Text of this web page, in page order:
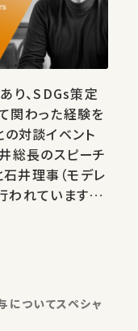
り、SDGs策定
関わった経験を
対談イベント
総長のスピーチ
井理事（モデレ
われています。
き、気候変動
ムの改革の重要
についてスペシャ